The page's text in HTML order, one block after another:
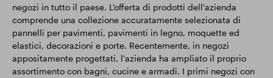
negozi in tutto il paese. L'offerta di prodotti dell'azienda
comprende una collezione accuratamente selezionata di
pannelli per pavimenti, pavimenti in legno, moquette ed
elastici, decorazioni e porte. Recentemente, in negozi
appositamente progettati, l'azienda ha ampliato il proprio
assortimento con bagni, cucine e armadi. I primi negozi con